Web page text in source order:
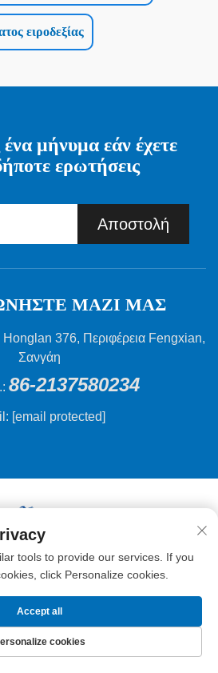
ειροδεξίας
μήνυμα εάν έχετε
ερωτήσεις
Αποστολή
ΜΑΖΊ ΜΑΣ
376, Περιφέρεια Fengxian,
Σανγάη
86-2137580234
[email protected]
ιδιοκτησίας © 2024 Shanghai
Manufacturing Co., Ltd.
ΗΛ. ΤΑΧΥΔΡΟΜΕΊΟ ΤΗΛ
tools to provide our services. If you
click Personalize cookies.
cookies
Accept all